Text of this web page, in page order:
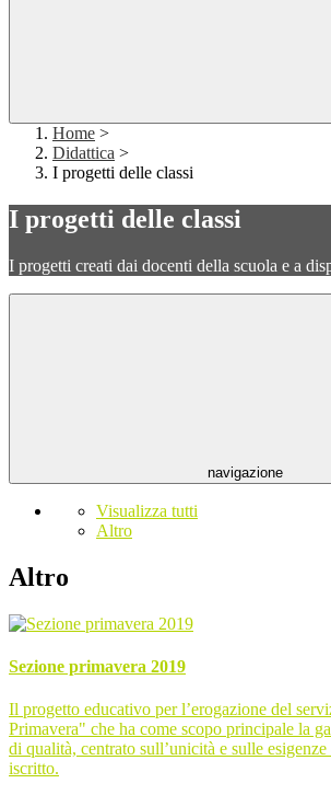
Home >
Didattica >
I progetti delle classi
I progetti delle classi
I progetti creati dai docenti della scuola e a
navigazione
Visualizza tutti
Altro
Altro
Sezione primavera 2019
Il progetto educativo per l’erogazione del
Primavera" che ha come scopo principale la
di qualità, centrato sull’unicità e sulle
iscritto.